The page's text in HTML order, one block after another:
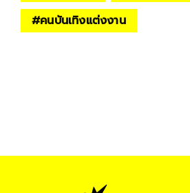
#คนบันเทิงแต่งงาน